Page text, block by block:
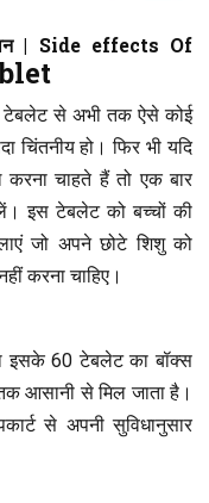
| Side effects Of
टेबलेट से अभी तक ऐसे कोई
चिंतनीय हो। फिर भी यदि
चाहते हैं तो एक बार
इस टेबलेट को बच्चों की
जो अपने छोटे शिशु को
करना चाहिए।
इसके 60 टेबलेट का बॉक्स
आसानी से मिल जाता है।
से अपनी सुविधानुसार